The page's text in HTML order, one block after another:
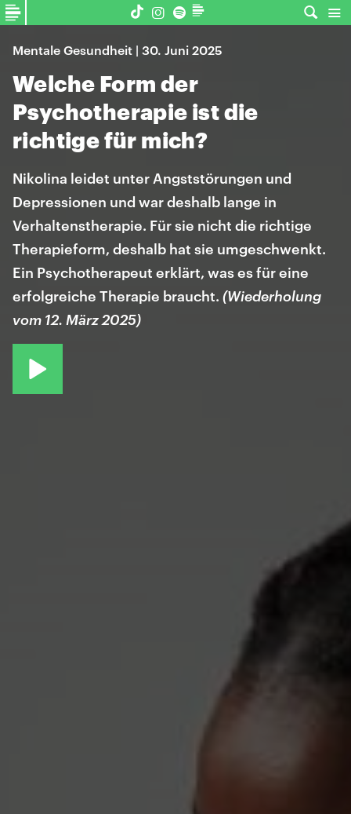
Mentale Gesundheit | 30. Juni 2025
Welche Form der
Psychotherapie ist die
richtige für mich?
Nikolina leidet unter Angststörungen und
Depressionen und war deshalb lange in
Verhaltenstherapie. Für sie nicht die richtige
Therapieform, deshalb hat sie umgeschwenkt.
Ein Psychotherapeut erklärt, was es für eine
erfolgreiche Therapie braucht. (Wiederholung
vom 12. März 2025)